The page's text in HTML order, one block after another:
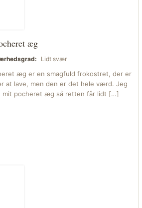
æg
Lidt svær
æg er en smagfuld frokostret, der er
at lave, men den er det hele værd. Jeg
mit pocheret æg så retten får lidt […]